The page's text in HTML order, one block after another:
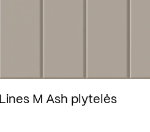
Lines M Ash plytelės